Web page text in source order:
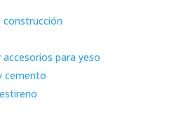
construcción
para yeso
cemento